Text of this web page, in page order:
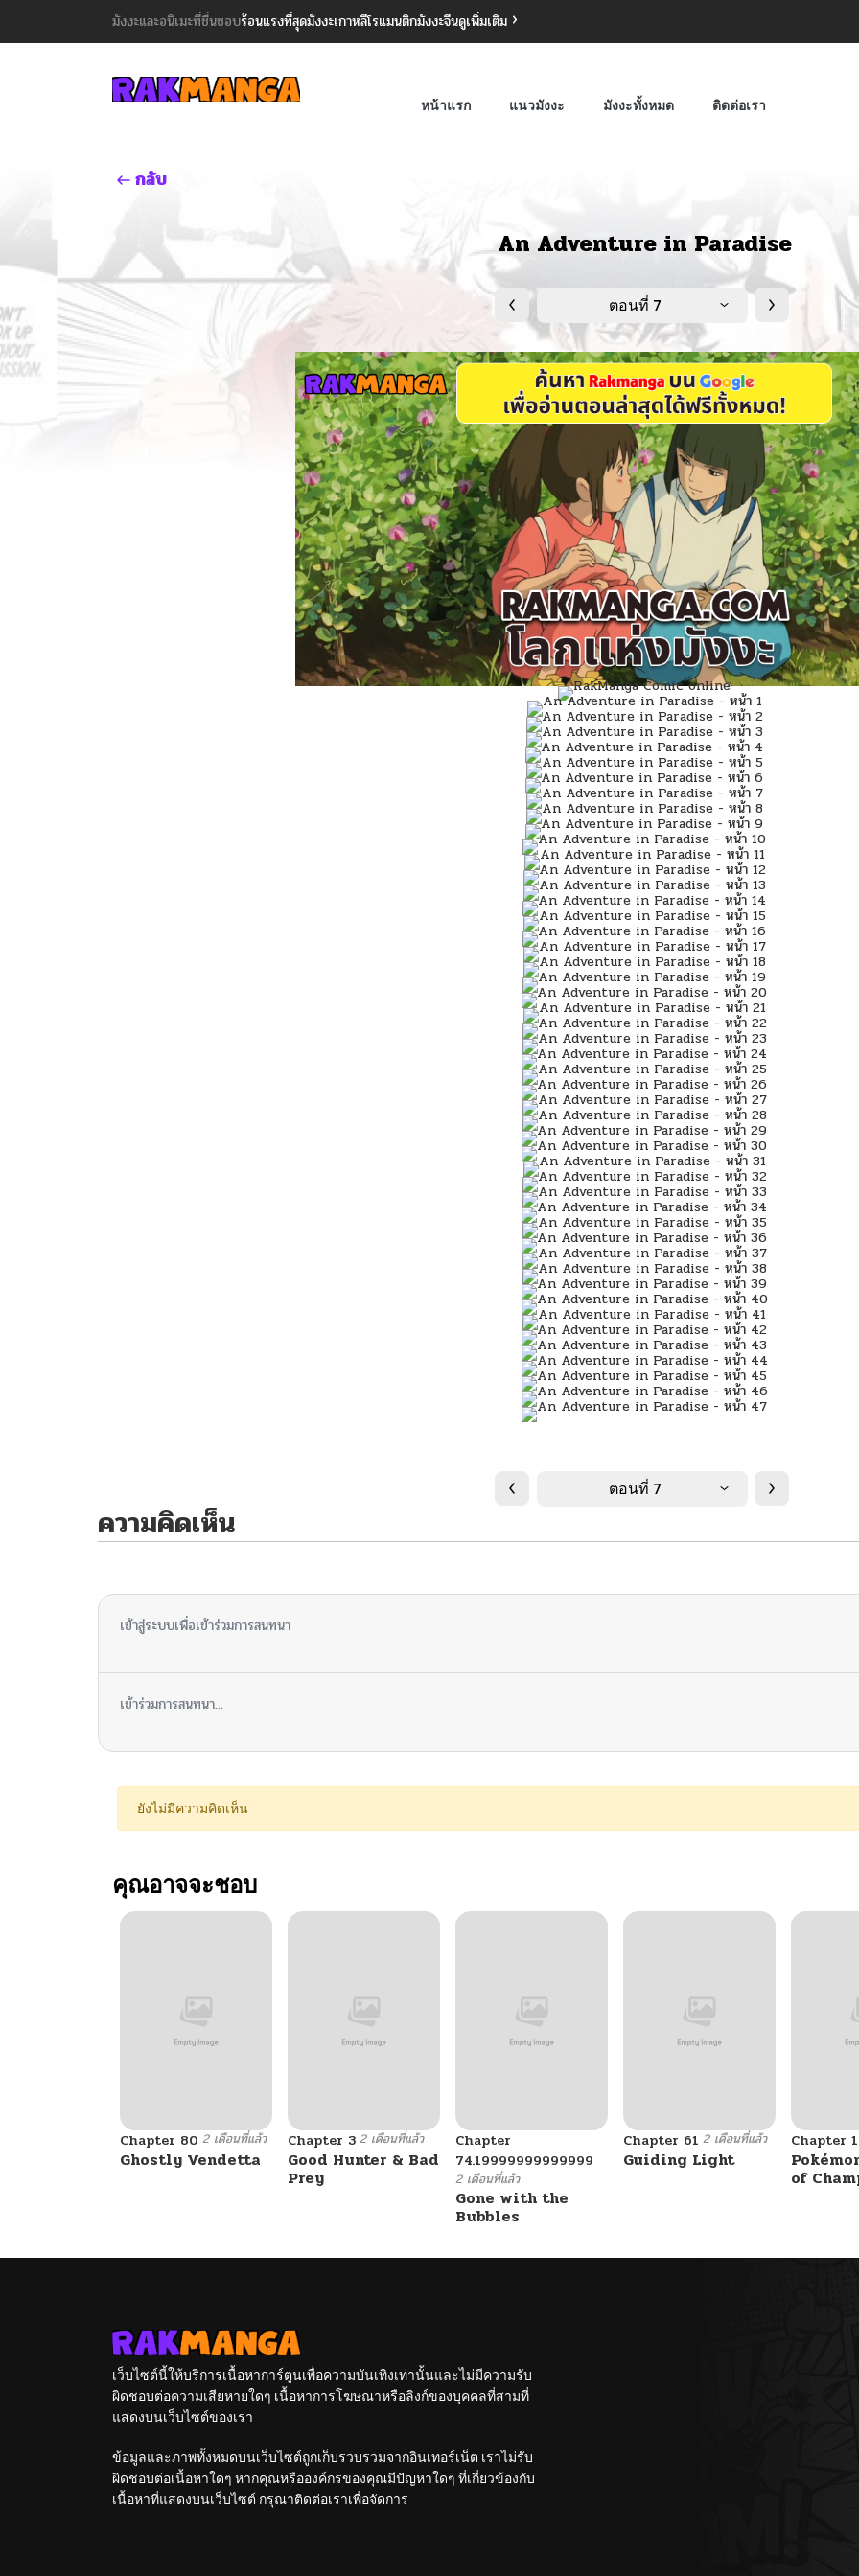
มังงะและอนิเมะที่ชื่นชอบร้อนแรงที่สุดมังงะเกาหลีโรแมนติกมังงะจีนดูเพิ่มเติม
หน้าแรก แนวมังงะ มังงะทั้งหมด ติดต่อเรา
กลับ
An Adventure in Paradise
ตอนที่ 7
ตอนที่ 7
ความคิดเห็น
เข้าสู่ระบบเพื่อเข้าร่วมการสนทนา
เข้าร่วมการสนทนา...
ยังไม่มีความคิดเห็น
คุณอาจจะชอบ
Chapter 80 2 เดือนที่แล้ว
Ghostly Vendetta
Chapter 3 2 เดือนที่แล้ว
Good Hunter & Bad
Prey
Chapter
74.19999999999999
2 เดือนที่แล้ว
Gone with the
Bubbles
Chapter 61 2 เดือนที่แล้ว
Guiding Light
Chapter 1
of
เว็บไซต์นี้ให้บริการเนื้อหาการ์ตูนเพื่อความบันเทิงเท่านั้นและไม่มีความรับ
ผิดชอบต่อความเสียหายใดๆ เนื้อหาการโฆษณาหรือลิงก์ของบุคคลที่สามที่
แสดงบนเว็บไซต์ของเรา
ข้อมูลและภาพทั้งหมดบนเว็บไซต์ถูกเก็บรวบรวมจากอินเทอร์เน็ต เราไม่รับ
ผิดชอบต่อเนื้อหาใดๆ หากคุณหรือองค์กรของคุณมีปัญหาใดๆ ที่เกี่ยวข้องกับ
เนื้อหาที่แสดงบนเว็บไซต์ กรุณาติดต่อเราเพื่อจัดการ